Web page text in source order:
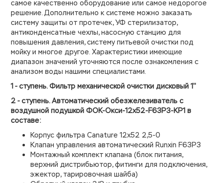
самое качественно оборудование или самое недорогое
решение. Дополнительно к системе можно заказать
систему защиты от протечек, УФ стерилизатор,
антиконденсатные чехлы, насосную станцию для
повышения давления, систему питьевой очистки под
мойку и многое другое. Характеристики имеющие
диапазон значений уточняются после ознакомления с
анализом воды нашими специалистами.
1 - ступень. Фильтр механической очистки дисковый 1''
2 - ступень. Автоматический обезжелезиватель с
воздушной подушкой ФОК-Окси-12х52-F63P3-KP1 в
составе:
Корпус фильтра Canature 12х52 2,5-0
Клапан управления автоматический Runxin F63P3
Монтажный комплект клапана (блок питания,
верхний дистрибьютор, фитинги для подключения,
эжектор, тарировочная шайба)